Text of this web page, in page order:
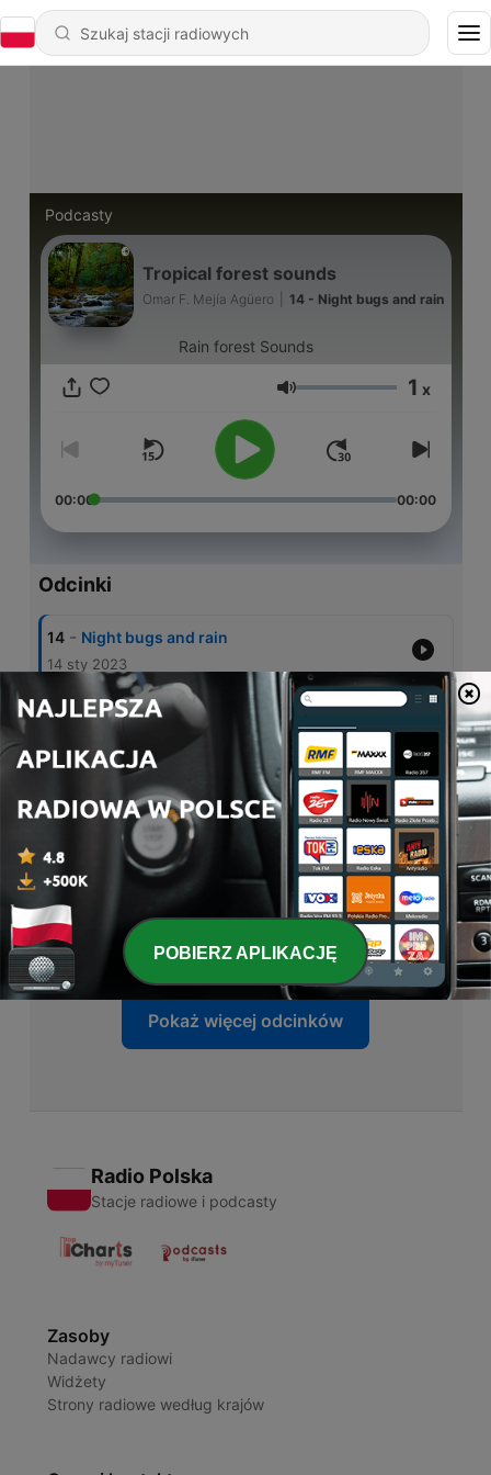
Podcasty
Tropical forest sounds
Omar F. Mejía Agüero 14 - Night bugs and rain
Rain forest Sounds
Głośność 1 x
00:00 00:00
Odcinki
14 - Night bugs and rain
14 sty 2023
13 - Soft Rain
Rain (30 minutes)
20 kwi 2022
11 Sound of the night (45 minutes).
14 kwi 2022
10 -
04 sie 2021
Pokaż więcej odcinków
Radio Polska
Stacje radiowe i podcasty
Zasoby
Nadawcy radiowi
Widżety
Strony radiowe według krajów
POBIERZ APLIKACJĘ